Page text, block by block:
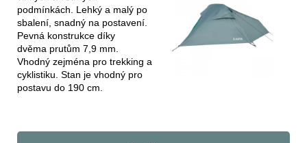
podmínkách. Lehký a malý po
sbalení, snadný na postavení.
Pevná konstrukce díky
dvěma prutům 7,9 mm.
Vhodný zejména pro trekking a
cyklistiku. Stan je vhodný pro
postavu do 190 cm.